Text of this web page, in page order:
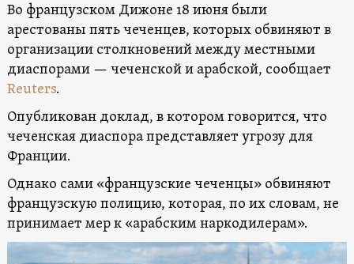
Во французском Дижоне 18 июня были
арестованы пять чеченцев, которых обвиняют в
организации столкновений между местными
диаспорами — чеченской и арабской, сообщает
Reuters.
Опубликован доклад, в котором говорится, что
чеченская диаспора представляет угрозу для
Франции.
Однако сами «французские чеченцы» обвиняют
французскую полицию, которая, по их словам, не
принимает мер к «арабским наркодилерам».